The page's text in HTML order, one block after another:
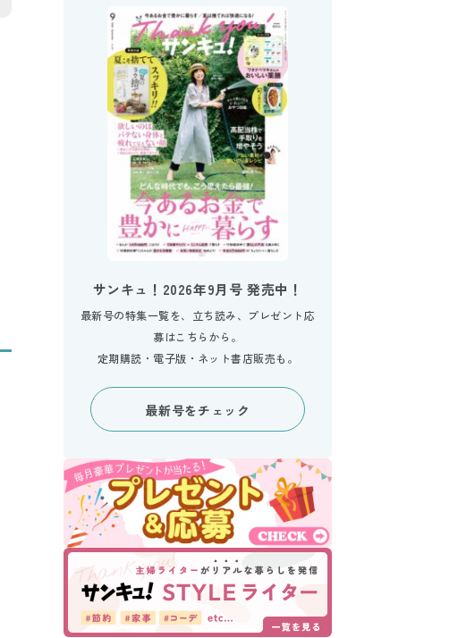
サンキュ！2026年9月号 発売中！
最新号の特集一覧を、立ち読み、プレゼント応
募はこちらから。
定期購読・電子版・ネット書店販売も。
最新号をチェック